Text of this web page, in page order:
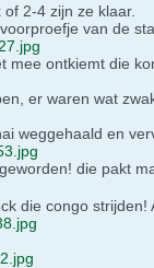
2-4 zijn ze klaar.
van de
ontkiemt die
er waren wat
weggehaald en
die pakt
die congo